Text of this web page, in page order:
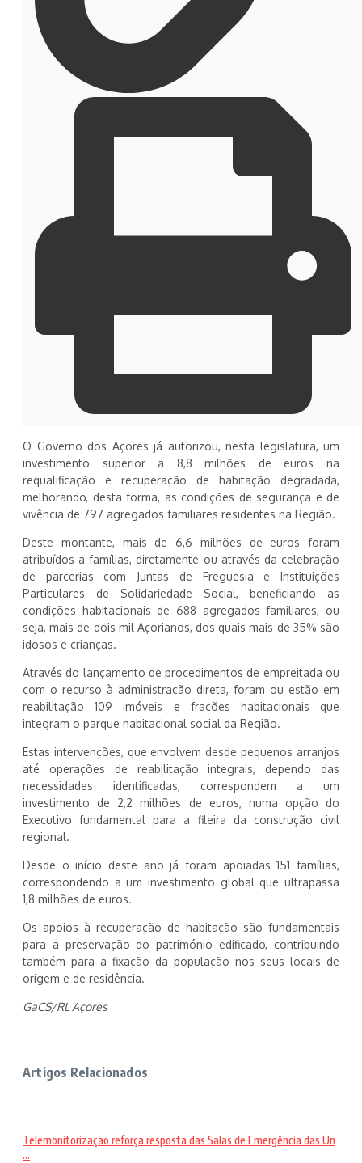
O Governo dos Açores já autorizou, nesta legislatura, um
investimento superior a 8,8 milhões de euros na
requalificação e recuperação de habitação degradada,
melhorando, desta forma, as condições de segurança e de
vivência de 797 agregados familiares residentes na Região.
Deste montante, mais de 6,6 milhões de euros foram
atribuídos a famílias, diretamente ou através da celebração
de parcerias com Juntas de Freguesia e Instituições
Particulares de Solidariedade Social, beneficiando as
condições habitacionais de 688 agregados familiares, ou
seja, mais de dois mil Açorianos, dos quais mais de 35% são
idosos e crianças.
Através do lançamento de procedimentos de empreitada ou
com o recurso à administração direta, foram ou estão em
reabilitação 109 imóveis e frações habitacionais que
integram o parque habitacional social da Região.
Estas intervenções, que envolvem desde pequenos arranjos
até operações de reabilitação integrais, dependo das
necessidades identificadas, correspondem a um
investimento de 2,2 milhões de euros, numa opção do
Executivo fundamental para a fileira da construção civil
regional.
Desde o início deste ano já foram apoiadas 151 famílias,
correspondendo a um investimento global que ultrapassa
1,8 milhões de euros.
Os apoios à recuperação de habitação são fundamentais
para a preservação do património edificado, contribuindo
também para a fixação da população nos seus locais de
origem e de residência.
GaCS/RL Açores
Artigos Relacionados
Telemonitorização reforça resposta das Salas de Emergência das Un
...